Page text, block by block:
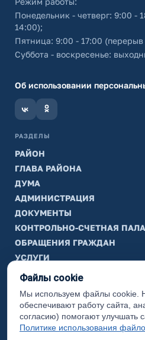
Понедельник - четверг: 9:00 -
14:00);
Пятница: 9:00 - 17:00
Суббота - воскресенье:
Об использовании
РАЗДЕЛЫ
РАЙОН
ГЛАВА РАЙОНА
ДУМА
АДМИНИСТРАЦИЯ
ДОКУМЕНТЫ
КОНТРОЛЬНО-СЧЕТНАЯ
ОБРАЩЕНИЯ ГРАЖДАН
УСЛУГИ
ТИК
ИНФОРМАЦИЯ
Законодательная карта
Карта сайта
Файлы cookie
Мы используем файлы cookie.
обеспечивают работу сайта,
согласию) помогают улучшать
Политике использования